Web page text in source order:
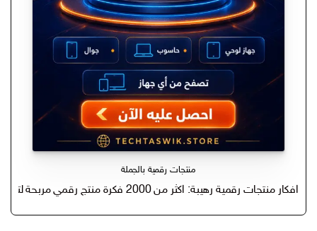
منتجات رقمية بالجملة
افكار منتجات رقمية رهيبة: اكثر من 2000 فكرة منتج رقمي مربحة لتحقيق دخل سلبي وبدء اعمالك على اتسي مع حقوق البيع